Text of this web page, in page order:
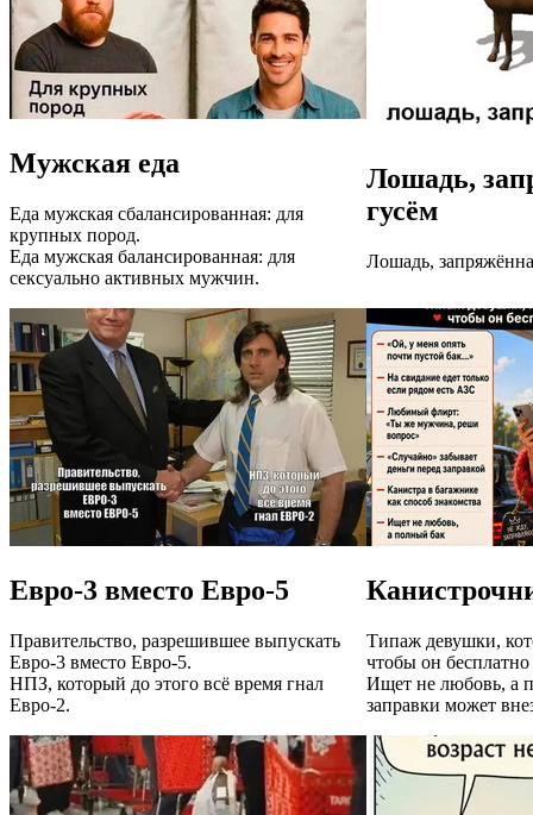
Мужская еда
Еда мужская сбалансированная: для
крупных пород.
Еда мужская балансированная: для
сексуально активных мужчин.
Лошадь,
гусём
Лошадь,
Евро-3 вместо Евро-5
Правительство, разрешившее выпускать
Евро-3 вместо Евро-5.
НПЗ, который до этого всё время гнал
Евро-2.
Типаж девушки,
чтобы он бесплатно
Ищет не любовь, а
заправки может